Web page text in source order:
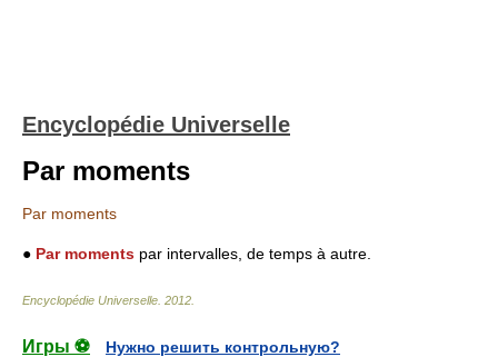
Encyclopédie Universelle
Par moments
Par moments
● Par moments par intervalles, de temps à autre.
Encyclopédie Universelle 2012
Игры ⚽
Нужно решить контрольную?